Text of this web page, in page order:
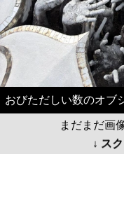
おびただしい数のオブ
まだまだ画
↓ ス